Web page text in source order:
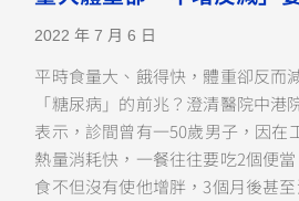
2022 年 7 月 6 日
平時食量大、餓得快，體重卻反而
「糖尿病」的前兆？澄清醫院中港
表示，診間曾有一50歲男子，因在
熱量消耗快，一餐往往要吃2個便
食不但沒有使他增胖，3個月後甚